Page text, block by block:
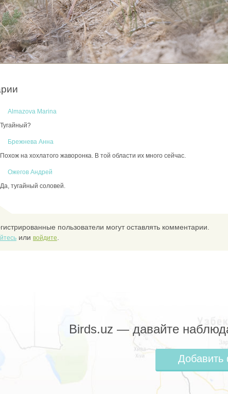
Almazova Marina
Тугайный?
Брежнева Анна
Похож на хохлатого жаворонка. В той области их много сейчас.
Ожегов Андрей
Да, тугайный соловей.
пользователи могут оставлять комментарии.
или войдите
Birds.uz — давайте
Добавить